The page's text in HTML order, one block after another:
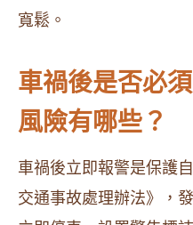
寬鬆。
車禍後是否必
風險有哪些？
車禍後立即報警是保護
交通事故處理辦法》，